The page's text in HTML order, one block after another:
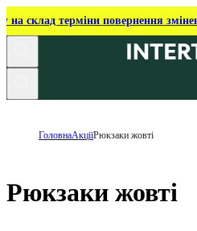
на склад терміни повернення
ГоловнаАкціїРюкзаки жовті
Рюкзаки жовті